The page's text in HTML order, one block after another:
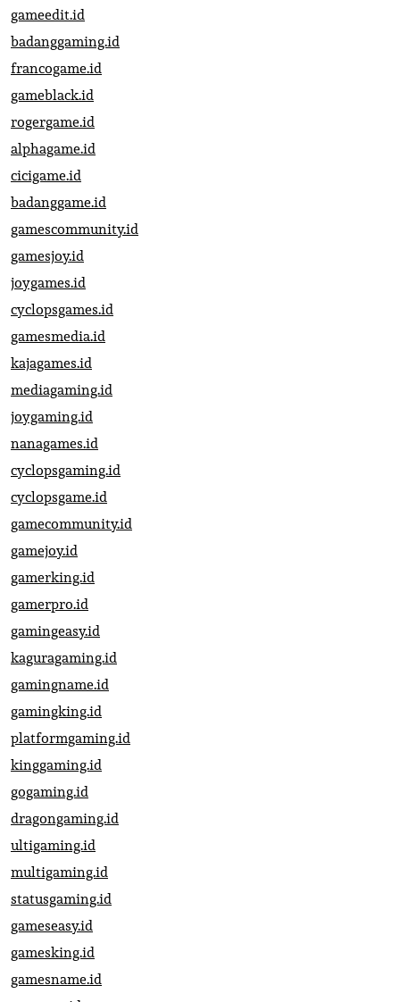
gameedit.id
badanggaming.id
francogame.id
gameblack.id
rogergame.id
alphagame.id
cicigame.id
badanggame.id
gamescommunity.id
gamesjoy.id
joygames.id
cyclopsgames.id
gamesmedia.id
kajagames.id
mediagaming.id
joygaming.id
nanagames.id
cyclopsgaming.id
cyclopsgame.id
gamecommunity.id
gamejoy.id
gamerking.id
gamerpro.id
gamingeasy.id
kaguragaming.id
gamingname.id
gamingking.id
platformgaming.id
kinggaming.id
gogaming.id
dragongaming.id
ultigaming.id
multigaming.id
statusgaming.id
gameseasy.id
gamesking.id
gamesname.id